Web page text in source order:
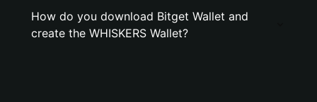
How do you download Bitget Wallet and
create the WHISKERS Wallet?